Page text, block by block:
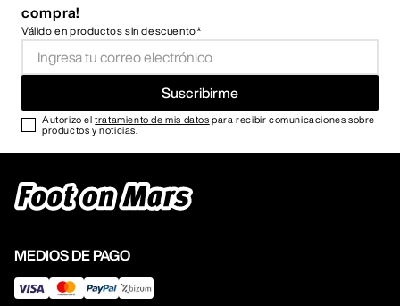
compra!
Válido en productos sin descuento*
Suscribirme
Autorizo eltratamiento de mis datos para recibir comunicaciones sobre
productos y noticias.
MEDIOS DE PAGO